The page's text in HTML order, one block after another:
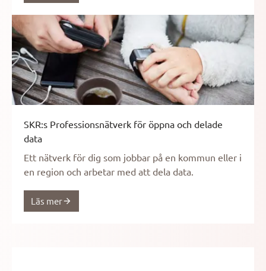
SKR:s Professionsnätverk för öppna och delade
data
Ett nätverk för dig som jobbar på en kommun eller i
en region och arbetar med att dela data.
Läs mer